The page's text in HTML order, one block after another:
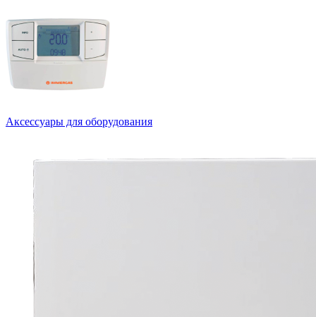
Аксессуары для оборудования